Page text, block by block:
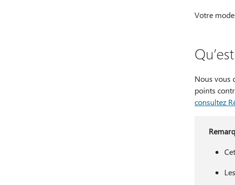
Votre
Nous vous
points
consultez